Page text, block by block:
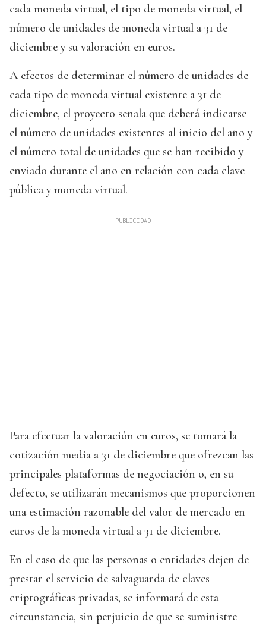
cada moneda virtual, el tipo de moneda virtual, el
número de unidades de moneda virtual a 31 de
diciembre y su valoración en euros.
A efectos de determinar el número de unidades de
cada tipo de moneda virtual existente a 31 de
diciembre, el proyecto señala que deberá indicarse
el número de unidades existentes al inicio del año y
el número total de unidades que se han recibido y
enviado durante el año en relación con cada clave
pública y moneda virtual.
Para efectuar la valoración en euros, se tomará la
cotización media a 31 de diciembre que ofrezcan las
principales plataformas de negociación o, en su
defecto, se utilizarán mecanismos que proporcionen
una estimación razonable del valor de mercado en
euros de la moneda virtual a 31 de diciembre.
En el caso de que las personas o entidades dejen de
prestar el servicio de salvaguarda de claves
criptográficas privadas, se informará de esta
circunstancia, sin perjuicio de que se suministre